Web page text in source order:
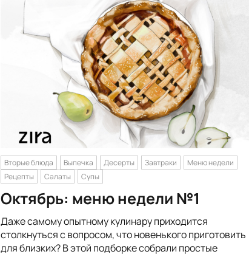
Вторые блюда Выпечка Десерты Завтраки
Меню недели
Рецепты
Салаты Супы
Октябрь: меню недели №1
Даже самому опытному кулинару приходится
столкнуться с вопросом, что новенького приготовить
для близких? В этой подборке собрали простые